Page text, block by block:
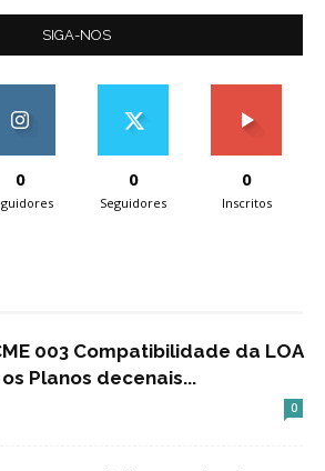
SIGA-NOS
0 0
Seguidores
0
Inscritos
003 Compatibilidade da LOA
Planos decenais...
0